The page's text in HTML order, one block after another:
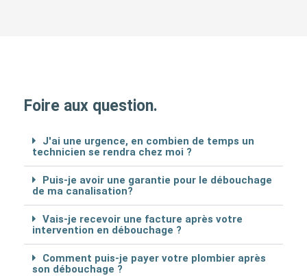
Foire aux question.
J'ai une urgence, en combien de temps un
technicien se rendra chez moi ?
Puis-je avoir une garantie pour le débouchage
de ma canalisation?
Vais-je recevoir une facture après votre
intervention en débouchage ?
Comment puis-je payer votre plombier après
son débouchage ?